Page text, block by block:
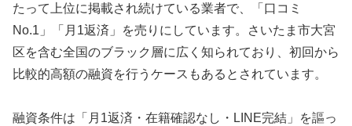
たって上位に掲載され続けている業者で、「口コミ
No.1」「月1返済」を売りにしています。さいたま市大宮
区を含む全国のブラック層に広く知られており、初回から
比較的高額の融資を行うケースもあるとされています。
融資条件は「月1返済・在籍確認なし・LINE完結」を謳っ